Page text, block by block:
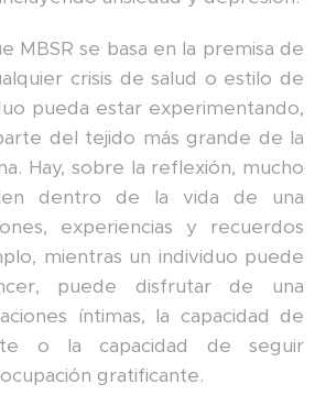
MBSR se basa en la premisa de
crisis de salud o estilo de
pueda estar experimentando,
del tejido más grande de la
Hay, sobre la reflexión, mucho
dentro de la vida de una
experiencias y recuerdos
mientras un individuo puede
puede disfrutar de una
íntimas, la capacidad de
o la capacidad de seguir
gratificante.